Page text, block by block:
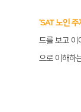
'SAT 노인
드를 보고 이
으로 이해하